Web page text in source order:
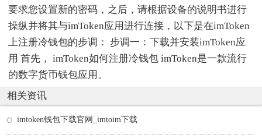
要求您设置新的密码，之后，请根据设备的说明书进行
操纵并将其与imToken应用进行连接，以下是在imToken
上注册冷钱包的步调： 步调一：下载并安装imToken应
用 首先， imToken如何注册冷钱包 imToken是一款流行
的数字货币钱包应用。
相关资讯
imtoken钱包下载官网_imtoim下载